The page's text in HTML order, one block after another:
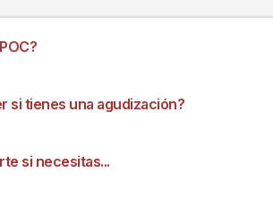
si tienes una agudización?
si necesitas...